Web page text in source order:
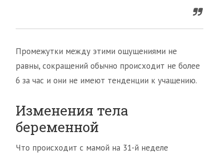
Промежутки между этими ощущениями не
равны, сокращений обычно происходит не более
6 за час и они не имеют тенденции к учащению.
Изменения тела
беременной
Что происходит с мамой на 31-й неделе